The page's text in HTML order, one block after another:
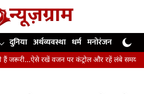
दुनिया अर्थव्यवस्था धर्म मनोरंजन खेल
पर कंट्रोल और रहें लंबे समय तक स्वस्थ